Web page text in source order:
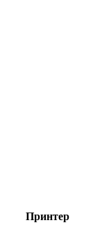
Принтер